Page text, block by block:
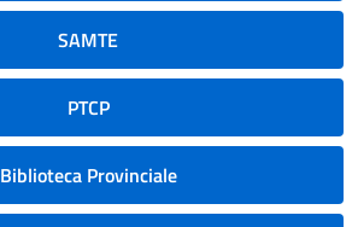
SAMTE
PTCP
Biblioteca Provinciale